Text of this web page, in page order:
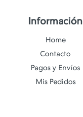
Información
Home
Contacto
Pagos y Envíos
Mis Pedidos